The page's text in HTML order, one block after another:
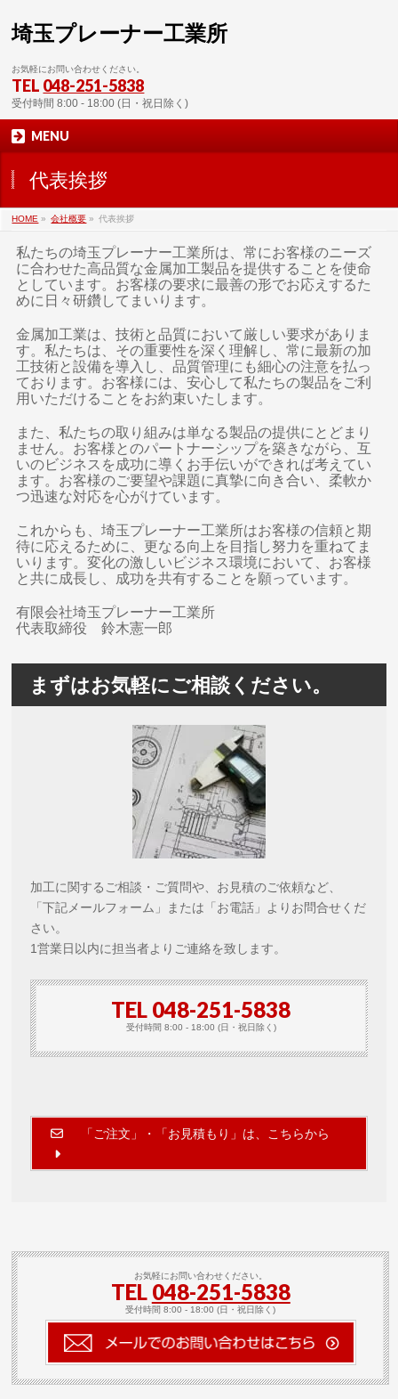
埼玉プレーナー工業所
お気軽にお問い合わせください。
TEL 048-251-5838
受付時間 8:00 - 18:00 (日・祝日除く)
MENU
代表挨拶
HOME » 会社概要 » 代表挨拶
私たちの埼玉プレーナー工業所は、常にお客様のニーズ
に合わせた高品質な金属加工製品を提供することを使命
としています。お客様の要求に最善の形でお応えするた
めに日々研鑽してまいります。
金属加工業は、技術と品質において厳しい要求がありま
す。私たちは、その重要性を深く理解し、常に最新の加
工技術と設備を導入し、品質管理にも細心の注意を払っ
ております。お客様には、安心して私たちの製品をご利
用いただけることをお約束いたします。
また、私たちの取り組みは単なる製品の提供にとどまり
ません。お客様とのパートナーシップを築きながら、互
いのビジネスを成功に導くお手伝いができれば考えてい
ます。お客様のご要望や課題に真摯に向き合い、柔軟か
つ迅速な対応を心がけています。
これからも、埼玉プレーナー工業所はお客様の信頼と期
待に応えるために、更なる向上を目指し努力を重ねてま
いります。変化の激しいビジネス環境において、お客様
と共に成長し、成功を共有することを願っています。
有限会社埼玉プレーナー工業所
代表取締役 鈴木憲一郎
まずはお気軽にご相談ください。
加工に関するご相談・ご質問や、お見積のご依頼など、
「下記メールフォーム」または「お電話」よりお問合せくだ
さい。
1営業日以内に担当者よりご連絡を致します。
TEL 048-251-5838
受付時間 8:00 - 18:00 (日・祝日除く)
「ご注文」・「お見積もり」は、こちらから
お気軽にお問い合わせください。
TEL 048-251-5838
受付時間 8:00 - 18:00 (日・祝日除く)